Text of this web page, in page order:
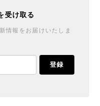
受け取る
情報をお届けいたしま
登録